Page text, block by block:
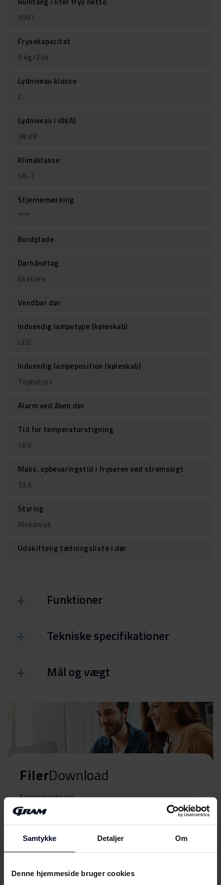
Samtykke Detaljer Om
Denne hjemmeside bruger cookies
109 l
Frysekapacitet
5 kg/24h
Lydniveau klasse
C
Lydniveau i db(A)
38 dB
Klimaklasse
SN-T
Stjernemærking
****
Bordplade
Dørhåndtag
Ekstern
Vendbar dør
Indvendig lampetype (køleskab)
LED
Indvendig lampeposition (køleskab)
Topbelyst
Alarm ved åben dør
Tid for temperaturstigning
18 h
Maks. opbevaringstid i fryseren ved strømsvigt
33 h
Styring
Mekanisk
Udskiftelig tætningsliste i dør
Funktioner
Tekniske specifikationer
Mål og vægt
FilerDownload
Energimærkning
Energilabel Download
Brugervejledning